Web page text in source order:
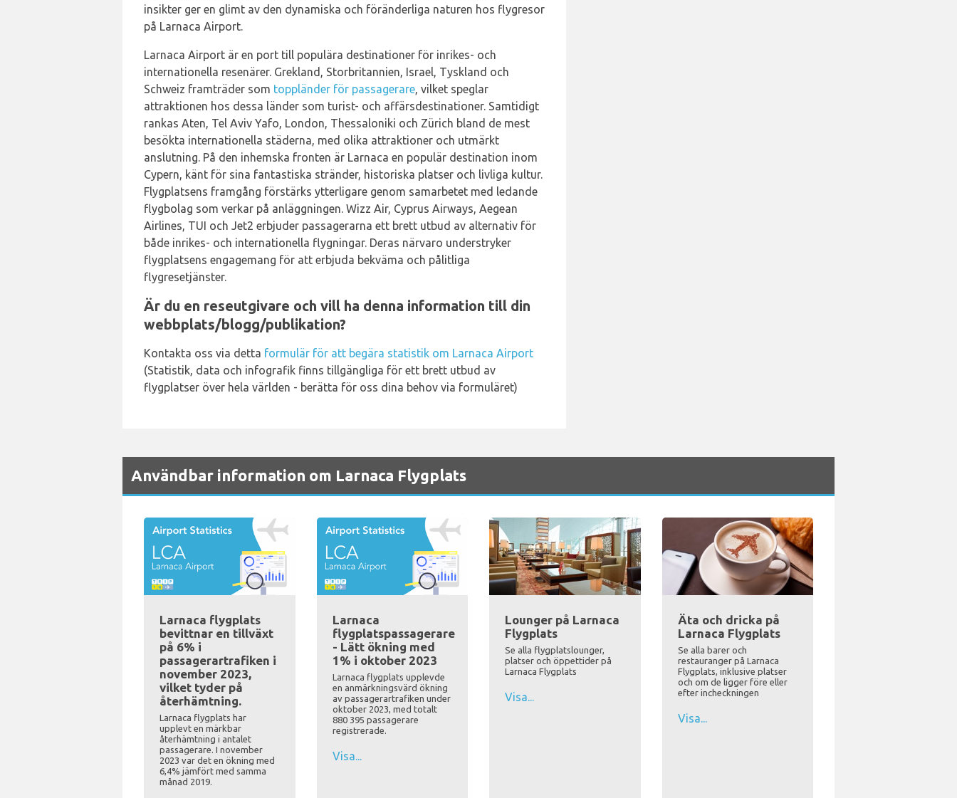
insikter ger en glimt av den dynamiska och föränderliga naturen hos flygresor
på Larnaca Airport.
Larnaca Airport är en port till populära destinationer för inrikes- och
internationella resenärer. Grekland, Storbritannien, Israel, Tyskland och
Schweiz framträder som toppländer för passagerare, vilket speglar
attraktionen hos dessa länder som turist- och affärsdestinationer. Samtidigt
rankas Aten, Tel Aviv Yafo, London, Thessaloniki och Zürich bland de mest
besökta internationella städerna, med olika attraktioner och utmärkt
anslutning. På den inhemska fronten är Larnaca en populär destination inom
Cypern, känt för sina fantastiska stränder, historiska platser och livliga kultur.
Flygplatsens framgång förstärks ytterligare genom samarbetet med ledande
flygbolag som verkar på anläggningen. Wizz Air, Cyprus Airways, Aegean
Airlines, TUI och Jet2 erbjuder passagerarna ett brett utbud av alternativ för
både inrikes- och internationella flygningar. Deras närvaro understryker
flygplatsens engagemang för att erbjuda bekväma och pålitliga
flygresetjänster.
Är du en reseutgivare och vill ha denna information till din
webbplats/blogg/publikation?
Kontakta oss via detta formulär för att begära statistik om Larnaca Airport
(Statistik, data och infografik finns tillgängliga för ett brett utbud av
flygplatser över hela världen - berätta för oss dina behov via formuläret)
Användbar information om Larnaca Flygplats
Larnaca flygplats
bevittnar en tillväxt
på 6% i
passagerartrafiken i
november 2023,
vilket tyder på
återhämtning.
Larnaca flygplats har
upplevt en märkbar
återhämtning i antalet
passagerare. I november
2023 var det en ökning med
6,4% jämfört med samma
månad 2019.
Larnaca
flygplatspassagerare
- Lätt ökning med
1% i oktober 2023
Larnaca flygplats upplevde
en anmärkningsvärd ökning
av passagerartrafiken under
oktober 2023, med totalt
880 395 passagerare
registrerade.
Visa...
Lounger på Larnaca
Flygplats
Se alla flygplatslounger,
platser och öppettider på
Larnaca Flygplats
Visa...
Äta och dricka på
Larnaca Flygplats
Se alla barer och
restauranger på Larnaca
Flygplats, inklusive platser
och om de ligger före eller
efter incheckningen
Visa...